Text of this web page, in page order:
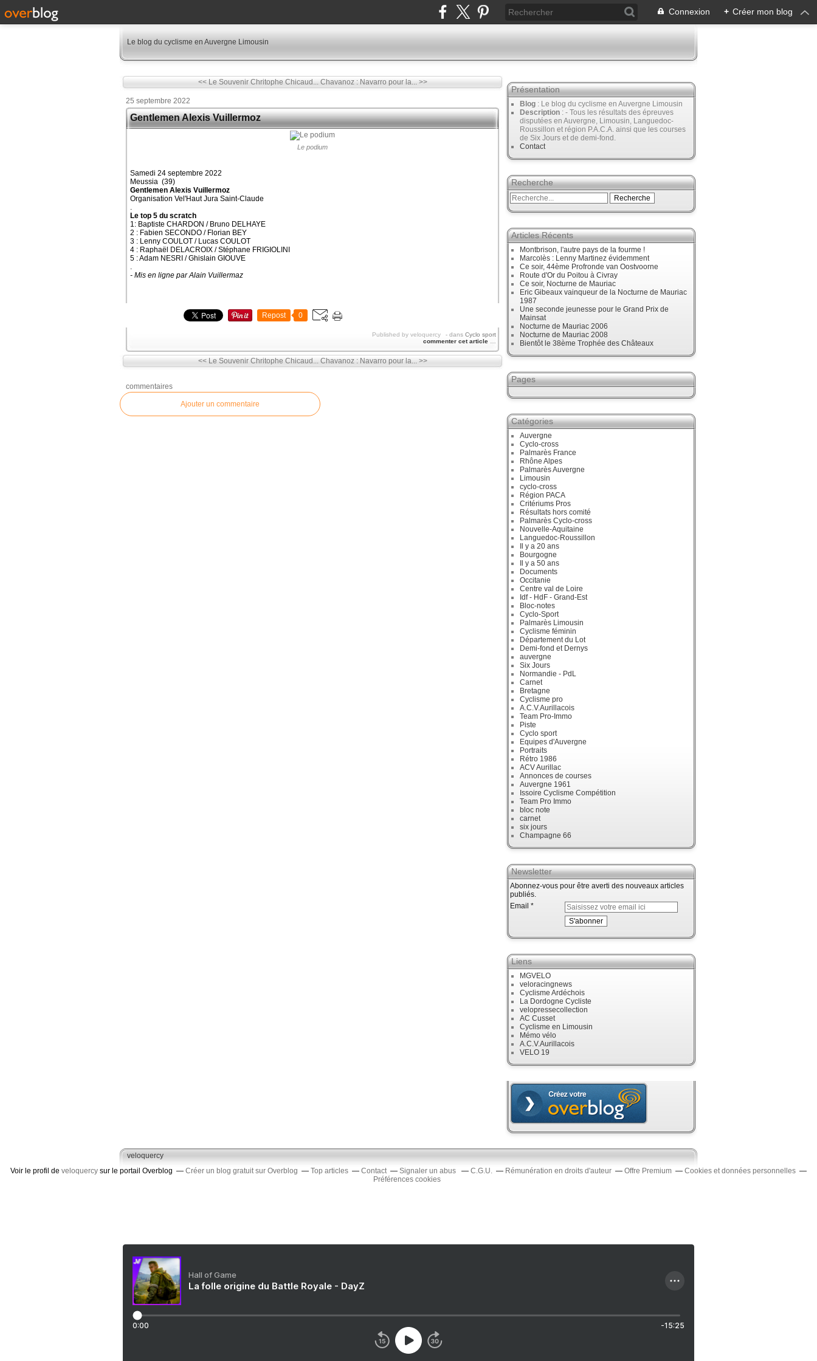
Connexion + Créer mon blog
Le blog du cyclisme en Auvergne Limousin
<< Le Souvenir Chritophe Chicaud... Chavanoz : Navarro pour la... >>
25 septembre 2022
Gentlemen Alexis Vuillermoz
Le podium
Samedi 24 septembre 2022
Meussia (39)
Gentlemen Alexis Vuillermoz
Organisation Vel'Haut Jura Saint-Claude
.
Le top 5 du scratch
1: Baptiste CHARDON / Bruno DELHAYE
2 : Fabien SECONDO / Florian BEY
3 : Lenny COULOT / Lucas COULOT
4 : Raphaël DELACROIX / Stéphane FRIGIOLINI
5 : Adam NESRI / Ghislain GIOUVE
.
- Mis en ligne par Alain Vuillermaz
Repost 0
Published by veloquercy - dans Cyclo sport
commenter cet article
<< Le Souvenir Chritophe Chicaud... Chavanoz : Navarro pour la... >>
commentaires
Ajouter un commentaire
Présentation
Blog : Le blog du cyclisme en Auvergne Limousin
Description : - Tous les résultats des épreuves
disputées en Auvergne, Limousin, Languedoc-
Roussillon et région P.A.C.A. ainsi que les courses
de Six Jours et de demi-fond.
Contact
Recherche
Articles Récents
Montbrison, l'autre pays de la fourme !
Marcolès : Lenny Martinez évidemment
Ce soir, 44ème Profronde van Oostvoorne
Route d'Or du Poitou à Civray
Ce soir, Nocturne de Mauriac
Eric Gibeaux vainqueur de la Nocturne de Mauriac
1987
Une seconde jeunesse pour le Grand Prix de
Mainsat
Nocturne de Mauriac 2006
Nocturne de Mauriac 2008
Bientôt le 38ème Trophée des Châteaux
Pages
Catégories
Auvergne
Cyclo-cross
Palmarès France
Rhône Alpes
Palmarès Auvergne
Limousin
cyclo-cross
Région PACA
Critériums Pros
Résultats hors comité
Palmarès Cyclo-cross
Nouvelle-Aquitaine
Languedoc-Roussillon
Il y a 20 ans
Bourgogne
Il y a 50 ans
Documents
Occitanie
Centre val de Loire
Idf - HdF - Grand-Est
Bloc-notes
Cyclo-Sport
Palmarès Limousin
Cyclisme féminin
Département du Lot
Demi-fond et Dernys
auvergne
Six Jours
Normandie - PdL
Carnet
Bretagne
Cyclisme pro
A.C.V.Aurillacois
Team Pro-Immo
Piste
Cyclo sport
Equipes d'Auvergne
Portraits
Rétro 1986
ACV Aurillac
Annonces de courses
Auvergne 1961
Issoire Cyclisme Compétition
Team Pro Immo
bloc note
carnet
six jours
Champagne 66
Newsletter
Abonnez-vous pour être averti des nouveaux articles
publiés.
Email
Liens
MGVELO
veloracingnews
Cyclisme Ardéchois
La Dordogne Cycliste
velopressecollection
AC Cusset
Cyclisme en Limousin
Mémo vélo
A.C.V.Aurillacois
VELO 19
veloquercy
Voir le profil de veloquercy sur le portail Overblog Créer un blog gratuit sur Overblog Top articles Contact Signaler un abus C.G.U. Rémunération en droits d'auteur Offre Premium
Cookies et données personnelles
Préférences cookies
Hall of Game
La folle origine du Battle Royale - DayZ
0:00 -15:25